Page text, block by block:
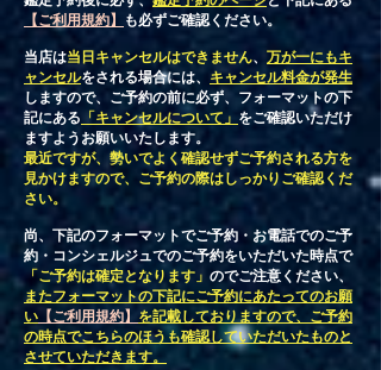
【ご利用規約】
も必ずご確認ください。
当店は当日 キャンセルはできません、 万が一にもキ
ャンセルをされる場合には、 キャンセル料金が発生
しますので、ご予約の前に必ず、フォーマットの下
記にある 「キャンセルについて」 をご確認いただけ
ますようお願いいたします。
​最近ですが、勢いでよく確認せずご予約される方を
見かけますので、ご予約の際はしっかりご確認くだ
さい。
尚、下記のフォーマットでご予約・お電話でのご予
約・コンシェルジュでのご予約をいただいた時点で
「ご予約は確定となります」 のでご注意ください、
またフォーマットの下記にご予約にあたってのお願
い 【ご利用規約】 を記載しておりますので、ご予約
の時点でこちらのほうも確認していただいたものと
させていただきます。